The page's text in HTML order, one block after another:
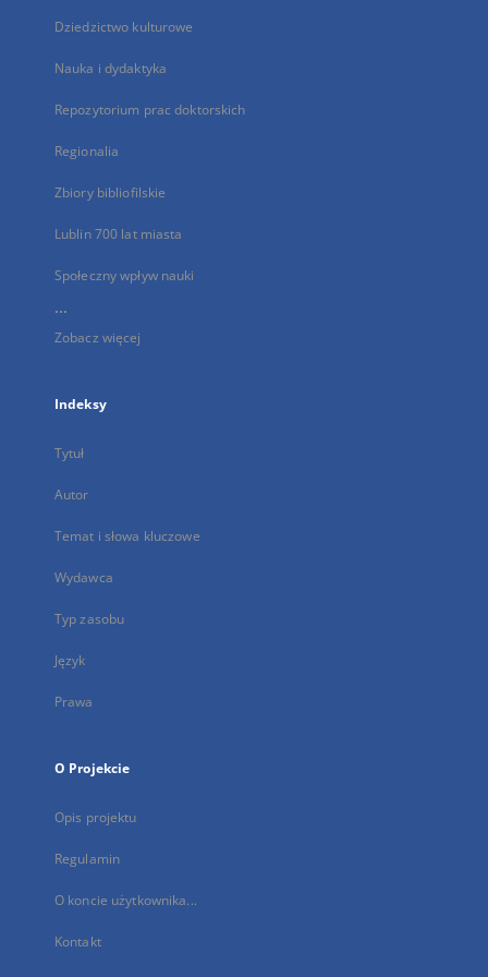
Dziedzictwo kulturowe
Nauka i dydaktyka
Repozytorium prac doktorskich
Regionalia
Zbiory bibliofilskie
Lublin 700 lat miasta
Społeczny wpływ nauki
...
Zobacz więcej
Indeksy
Tytuł
Autor
Temat i słowa kluczowe
Wydawca
Typ zasobu
Język
Prawa
O Projekcie
Opis projektu
Regulamin
O koncie użytkownika...
Kontakt